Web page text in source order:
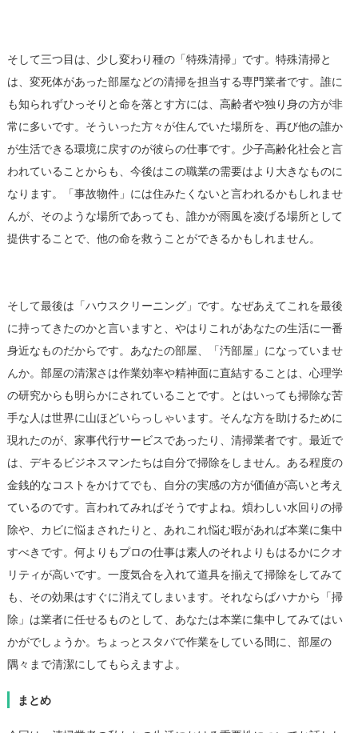
そして三つ目は、少し変わり種の「特殊清掃」です。特殊清掃と
は、変死体があった部屋などの清掃を担当する専門業者です。誰に
も知られずひっそりと命を落とす方には、高齢者や独り身の方が非
常に多いです。そういった方々が住んでいた場所を、再び他の誰か
が生活できる環境に戻すのが彼らの仕事です。少子高齢化社会と言
われていることからも、今後はこの職業の需要はより大きなものに
なります。「事故物件」には住みたくないと言われるかもしれませ
んが、そのような場所であっても、誰かが雨風を凌げる場所として
提供することで、他の命を救うことができるかもしれません。
そして最後は「ハウスクリーニング」です。なぜあえてこれを最後
に持ってきたのかと言いますと、やはりこれがあなたの生活に一番
身近なものだからです。あなたの部屋、「汚部屋」になっていませ
んか。部屋の清潔さは作業効率や精神面に直結することは、心理学
の研究からも明らかにされていることです。とはいっても掃除な苦
手な人は世界に山ほどいらっしゃいます。そんな方を助けるために
現れたのが、家事代行サービスであったり、清掃業者です。最近で
は、デキるビジネスマンたちは自分で掃除をしません。ある程度の
金銭的なコストをかけてでも、自分の実感の方が価値が高いと考え
ているのです。言われてみればそうですよね。煩わしい水回りの掃
除や、カビに悩まされたりと、あれこれ悩む暇があれば本業に集中
すべきです。何よりもプロの仕事は素人のそれよりもはるかにクオ
リティが高いです。一度気合を入れて道具を揃えて掃除をしてみて
も、その効果はすぐに消えてしまいます。それならばハナから「掃
除」は業者に任せるものとして、あなたは本業に集中してみてはい
かがでしょうか。ちょっとスタバで作業をしている間に、部屋の
隅々まで清潔にしてもらえますよ。
まとめ